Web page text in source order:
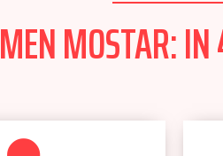
MOSTAR: